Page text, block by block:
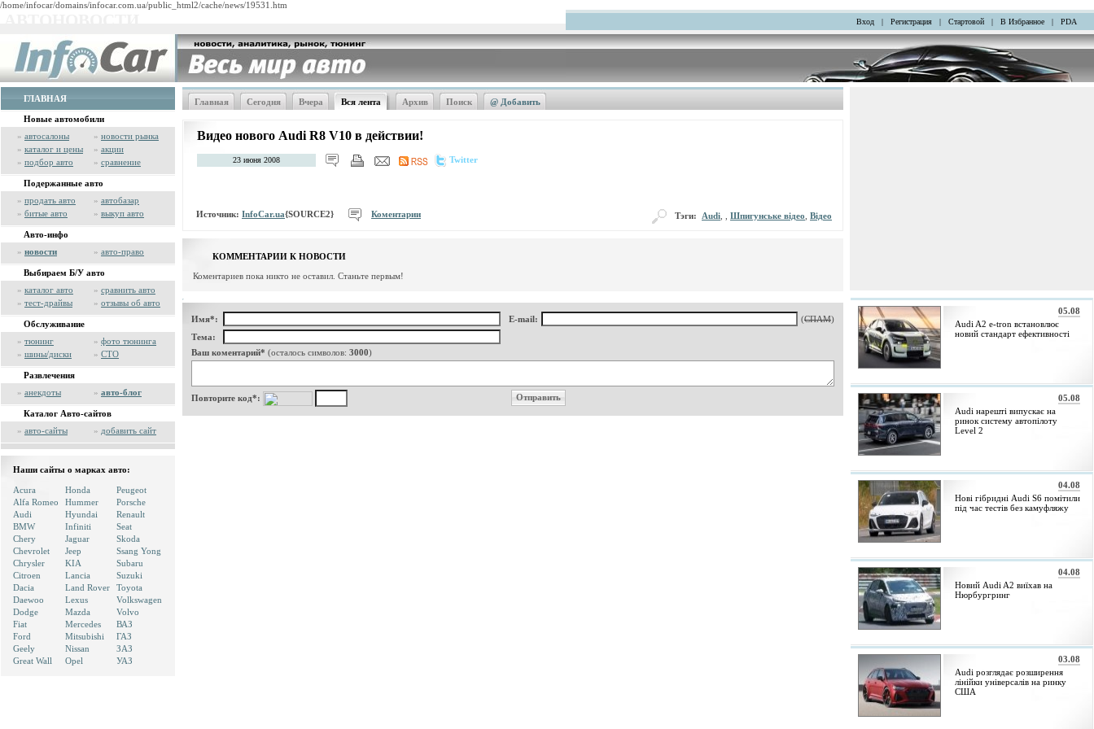
/home/infocar/domains/infocar.com.ua/public_html2/cache/news/19531.htm
Вход | Регистрация | Стартовой | В Избранное | PDA
ГЛАВНАЯ
Новые автомобили
» автосалоны » новости рынка
» каталог и цены » акции
» подбор авто » сравнение
Подержанные авто
» продать авто » автобазар
» битые авто » выкуп авто
Авто-инфо
» новости » авто-право
Выбираем Б/У авто
» каталог авто » сравнить авто
» тест-драйвы » отзывы об авто
Обслуживание
» тюнинг » фото тюнинга
» шины/диски » СТО
Развлечения
» анекдоты » авто-блог
Каталог Авто-сайтов
» авто-сайты » добавить сайт
Наши сайты о марках авто:
Acura
Alfa Romeo
Audi
BMW
Chery
Chevrolet
Chrysler
Citroen
Dacia
Daewoo
Dodge
Fiat
Ford
Geely
Great Wall
Honda
Hummer
Hyundai
Infiniti
Jaguar
Jeep
KIA
Lancia
Land Rover
Lexus
Mazda
Mercedes
Mitsubishi
Nissan
Opel
Peugeot
Porsche
Renault
Seat
Skoda
Ssang Yong
Subaru
Suzuki
Toyota
Volkswagen
Volvo
ВАЗ
ГАЗ
ЗАЗ
УАЗ
Главная Сегодня Вчера Вся лента Архив Поиск @ Добавить
Видео нового Audi R8 V10 в действии!
23 июня 2008 Twitter
Источник: InfoCar.ua{SOURCE2} Коментарии Тэги: Audi Шпигунське відео Відео
КОММЕНТАРИИ К НОВОСТИ
Коментариев пока никто не оставил. Станьте первым!
Имя*: E-mail: (СПАМ)
Тема:
Ваш коментарий* (осталось символов: 3000)
Повторите код*:
05.08
Audi A2 e-tron встановлює
новий стандарт ефективності
05.08
Audi нарешті випускає на
ринок систему автопілоту
Level 2
04.08
Нові гібридні Audi S6 помітили
під час тестів без камуфляжу
04.08
Новий Audi A2 виїхав на
Нюрбургринг
03.08
Audi розглядає розширення
лінійки універсалів на ринку
США